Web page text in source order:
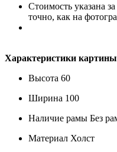
Стоимость указана
точно, как на
Характеристики картины
Высота 60
Ширина 100
Наличие рамы Без
Материал Холст